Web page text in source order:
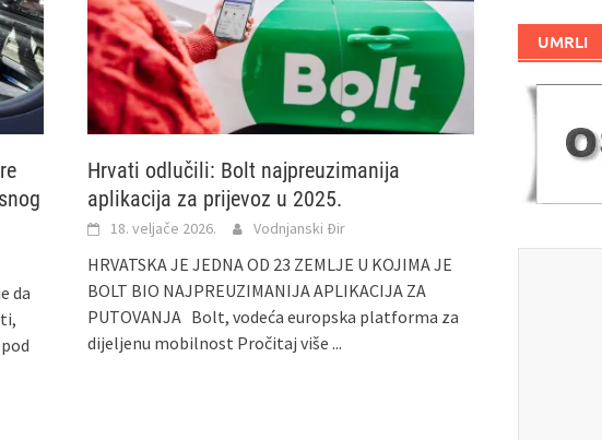
da
Hrvati odlučili: Bolt najpreuzimanija
aplikacija za prijevoz u 2025.
18. veljače 2026. Vodnjanski Đir
HRVATSKA JE JEDNA OD 23 ZEMLJE U KOJIMA JE
BOLT BIO NAJPREUZIMANIJA APLIKACIJA ZA
PUTOVANJA Bolt, vodeća europska platforma za
dijeljenu mobilnost Pročitaj više ...
UMRLI